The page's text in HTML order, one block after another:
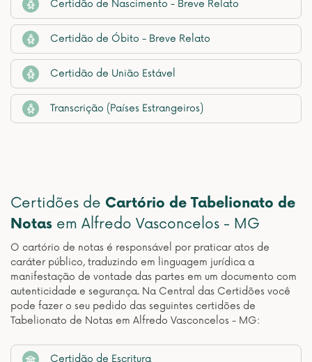
Certidão de Nascimento - Breve Relato
Certidão de Óbito - Breve Relato
Certidão de União Estável
Transcrição (Países Estrangeiros)
Certidões de Cartório de Tabelionato de
Notas em Alfredo Vasconcelos - MG
O cartório de notas é responsável por praticar atos de
caráter público, traduzindo em linguagem jurídica a
manifestação de vontade das partes em um documento com
autenticidade e segurança. Na Central das Certidões você
pode fazer o seu pedido das seguintes certidões de
Tabelionato de Notas em Alfredo Vasconcelos - MG:
Certidão de Escritura